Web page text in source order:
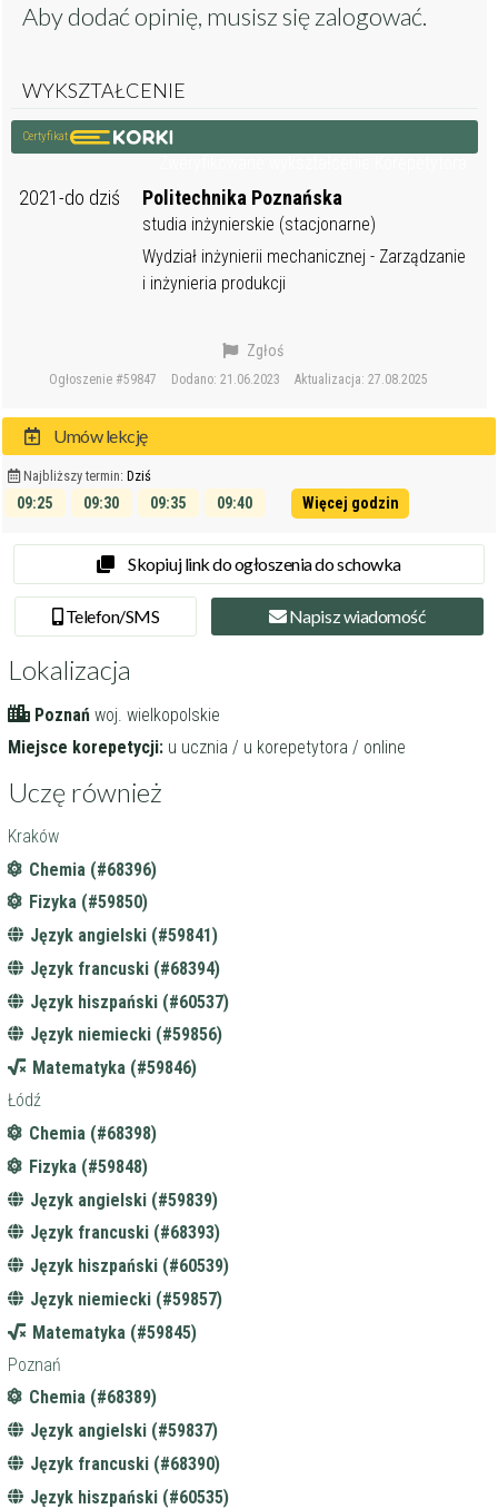
Aby dodać opinię, musisz sięzalogować.
WYKSZTAŁCENIE
Certyfikat
2021-do dziś Politechnika Poznańska
studia inżynierskie (stacjonarne)
Wydział inżynierii mechanicznej - Zarządzanie
i inżynieria produkcji
Ogłoszenie #59847 Dodano: 21.06.2023 Aktualizacja: 27.08.2025
Zgłoś
Umów lekcję
Najbliższy termin:Dziś
09:25 09:30 09:35
09:40
Więcej godzin
Skopiuj link do ogłoszenia do schowka
Telefon/SMS Napiszwiadomość
Lokalizacja
Poznań woj. wielkopolskie
Miejsce korepetycji: u ucznia / u korepetytora / online
Uczę również
Kraków
Chemia (#68396)
Fizyka (#59850)
Język angielski (#59841)
Język francuski (#68394)
Język hiszpański (#60537)
Język niemiecki (#59856)
Matematyka (#59846)
Łódź
Chemia (#68398)
Fizyka (#59848)
Język angielski (#59839)
Język francuski (#68393)
Język hiszpański (#60539)
Język niemiecki (#59857)
Matematyka (#59845)
Poznań
Chemia (#68389)
Język angielski (#59837)
Język francuski (#68390)
Język hiszpański (#60535)